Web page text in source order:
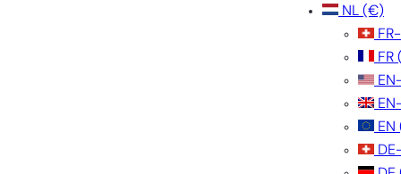
NL (€)
FR
EN